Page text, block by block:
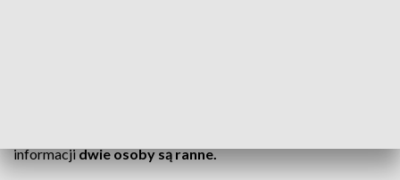
informacjidwie osoby są ranne.